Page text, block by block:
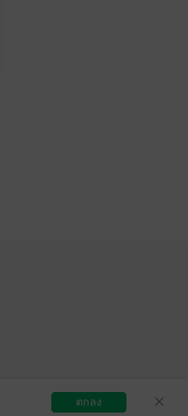
สมัครขายอีบุ๊ก วิธีการใช้งาน
ตกลง